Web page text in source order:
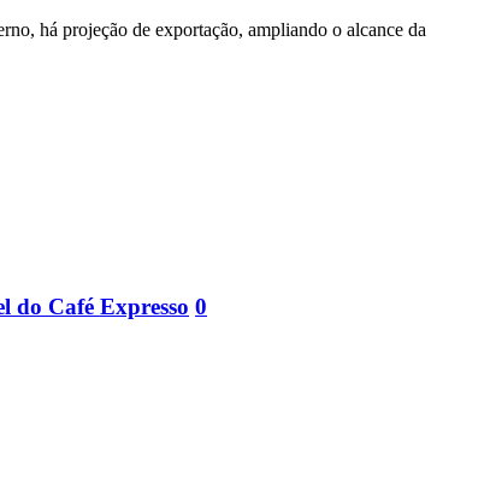
há projeção de exportação, ampliando o alcance da
do Café Expresso 0